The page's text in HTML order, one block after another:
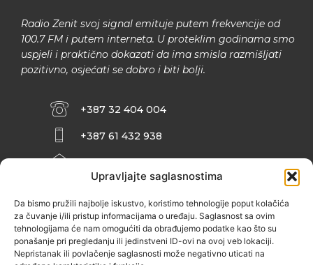
Upravljajte saglasnostima
Da bismo pružili najbolje iskustvo, koristimo tehnologije poput kolačića
za čuvanje i/ili pristup informacijama o uređaju. Saglasnost sa ovim
tehnologijama će nam omogućiti da obrađujemo podatke kao što su
ponašanje pri pregledanju ili jedinstveni ID-ovi na ovoj veb lokaciji.
Nepristanak ili povlačenje saglasnosti može negativno uticati na
Radio Zenit svoj signal emituje putem frekvencije od
100.7 FM i putem interneta. U proteklim godinama smo
uspjeli i praktično dokazati da ima smisla razmišljati
pozitivno, osjećati se dobro i biti bolji.
+387 32 404 004
+387 61 432 938
INFO@ZENIT.BA
ZENIČANKA, 3. SPRAT), 72000 ZENICA